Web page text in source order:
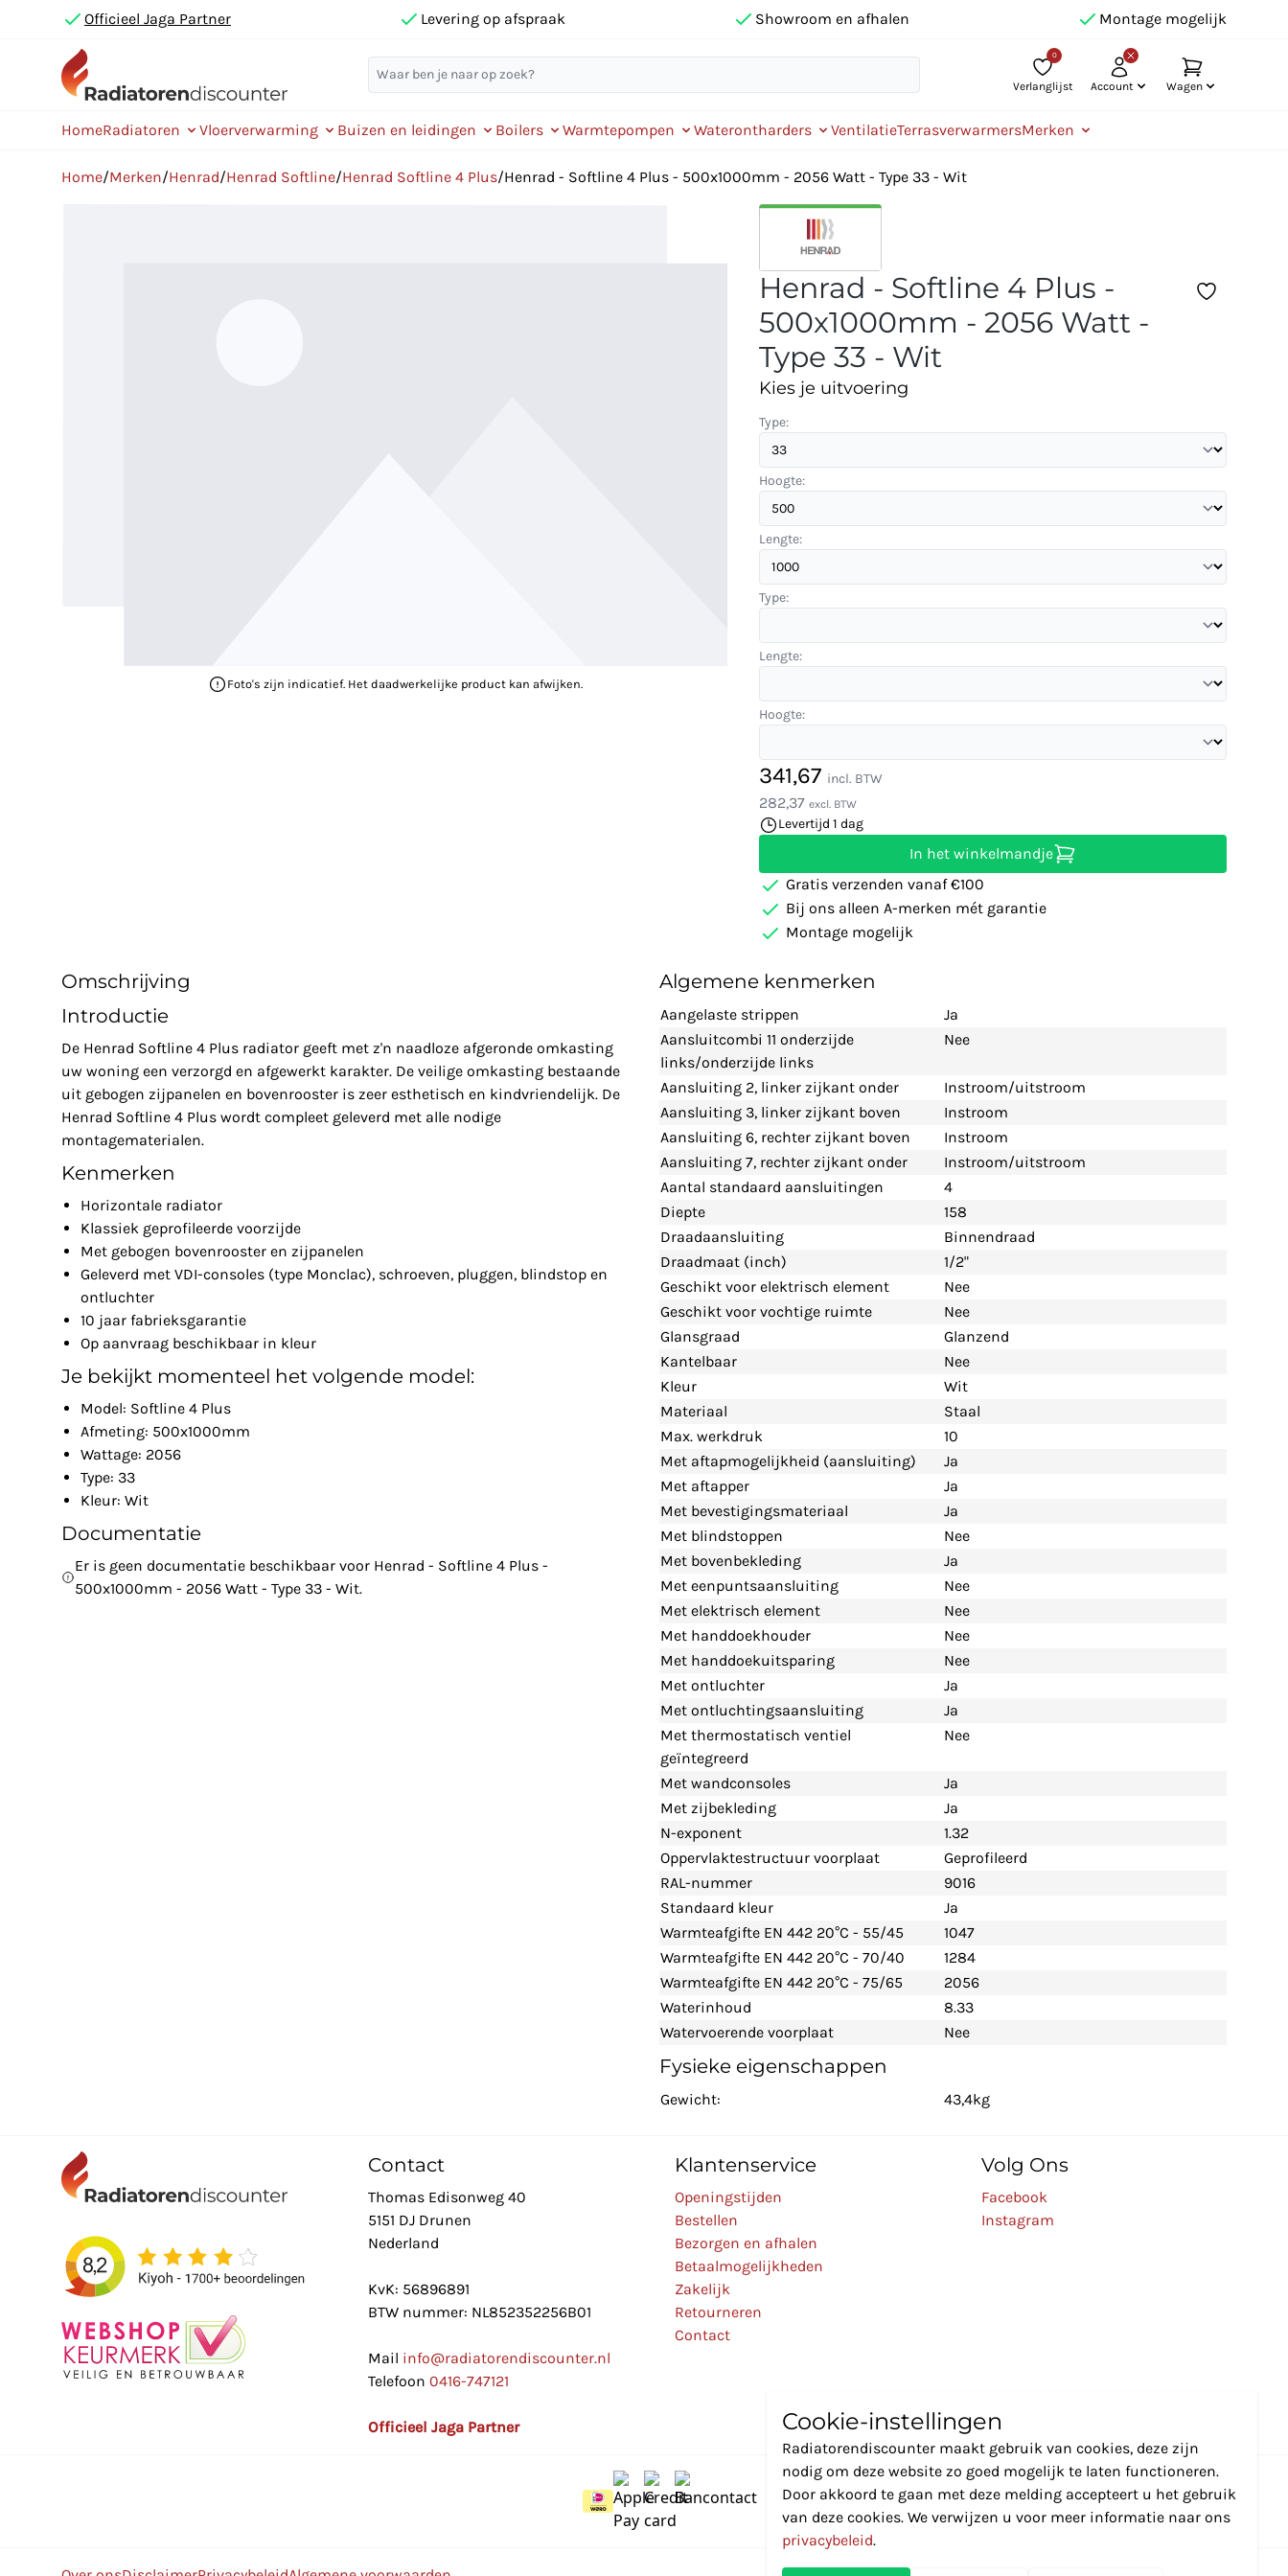
Officieel Jaga Partner Levering op afspraak Showroom en afhalen Montage mogelijk
0
Verlanglijst Account Wagen
HomeRadiatoren Vloerverwarming Buizen en leidingen Boilers Warmtepompen Waterontharders VentilatieTerrasverwarmersMerken
Home/Merken/Henrad/Henrad Softline/Henrad Softline 4 Plus/Henrad - Softline 4 Plus - 500x1000mm - 2056 Watt - Type 33 - Wit
Foto's zijn indicatief. Het daadwerkelijke product kan afwijken.
Henrad - Softline 4 Plus -
500x1000mm - 2056 Watt -
Type 33 - Wit
Kies je uitvoering
Type:
Hoogte:
Lengte:
Type:
Lengte:
Hoogte:
341,67 incl. BTW
282,37 excl. BTW
Levertijd 1 dag
In het winkelmandje
Gratis verzenden vanaf €100
Bij ons alleen A-merken mét garantie
Montage mogelijk
Omschrijving
Introductie
De Henrad Softline 4 Plus radiator geeft met z'n naadloze afgeronde omkasting
uw woning een verzorgd en afgewerkt karakter. De veilige omkasting bestaande
uit gebogen zijpanelen en bovenrooster is zeer esthetisch en kindvriendelijk. De
Henrad Softline 4 Plus wordt compleet geleverd met alle nodige
montagematerialen.
Kenmerken
Horizontale radiator
Klassiek geprofileerde voorzijde
Met gebogen bovenrooster en zijpanelen
Geleverd met VDI-consoles (type Monclac), schroeven, pluggen, blindstop en
ontluchter
10 jaar fabrieksgarantie
Op aanvraag beschikbaar in kleur
Je bekijkt momenteel het volgende model:
Model: Softline 4 Plus
Afmeting: 500x1000mm
Wattage: 2056
Type: 33
Kleur: Wit
Documentatie
Er is geen documentatie beschikbaar voor Henrad - Softline 4 Plus -
500x1000mm - 2056 Watt - Type 33 - Wit.
Algemene kenmerken
Aangelaste strippen
Ja
Aansluitcombi 11 onderzijde
links/onderzijde links
Nee
Aansluiting 2, linker zijkant onder
Instroom/uitstroom
Aansluiting 3, linker zijkant boven
Instroom
Aansluiting 6, rechter zijkant boven
Instroom
Aansluiting 7, rechter zijkant onder
Instroom/uitstroom
Aantal standaard aansluitingen
4
Diepte
158
Draadaansluiting
Binnendraad
Draadmaat (inch)
1/2"
Geschikt voor elektrisch element
Nee
Geschikt voor vochtige ruimte
Nee
Glansgraad
Glanzend
Kantelbaar
Nee
Kleur
Wit
Materiaal
Staal
Max. werkdruk
10
Met aftapmogelijkheid (aansluiting)
Ja
Met aftapper
Ja
Met bevestigingsmateriaal
Ja
Met blindstoppen
Nee
Met bovenbekleding
Ja
Met eenpuntsaansluiting
Nee
Met elektrisch element
Nee
Met handdoekhouder
Nee
Met handdoekuitsparing
Nee
Met ontluchter
Ja
Met ontluchtingsaansluiting
Ja
Met thermostatisch ventiel
geïntegreerd
Nee
Met wandconsoles
Ja
Met zijbekleding
Ja
N-exponent
1.32
Oppervlaktestructuur voorplaat
Geprofileerd
RAL-nummer
9016
Standaard kleur
Ja
Warmteafgifte EN 442 20°C - 55/45
1047
Warmteafgifte EN 442 20°C - 70/40
1284
Warmteafgifte EN 442 20°C - 75/65
2056
Waterinhoud
8.33
Watervoerende voorplaat
Nee
Fysieke eigenschappen
Gewicht: 43,4kg
Contact
Thomas Edisonweg 40
5151 DJ Drunen
Nederland
KvK: 56896891
BTW nummer: NL852352256B01
Mail info@radiatorendiscounter.nl
Telefoon 0416-747121
Officieel Jaga Partner
Klantenservice
Openingstijden
Bestellen
Bezorgen en afhalen
Betaalmogelijkheden
Zakelijk
Retourneren
Contact
Volg Ons
Facebook
Instagram
Cookie-instellingen
Radiatorendiscounter maakt gebruik van cookies, deze zijn
nodig om deze website zo goed mogelijk te laten functioneren.
Door akkoord te gaan met deze melding accepteert u het gebruik
van deze cookies. We verwijzen u voor meer informatie naar ons
privacybeleid.